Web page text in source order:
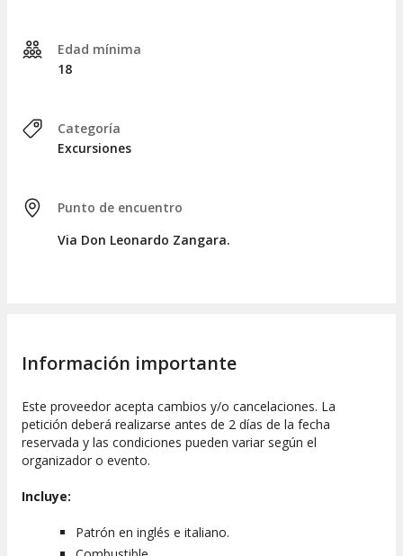
Edad mínima
18
Categoría
Excursiones
Punto de encuentro
Via Don Leonardo Zangara.
Información importante
Este proveedor acepta cambios y/o cancelaciones. La
petición deberá realizarse antes de 2 días de la fecha
reservada y las condiciones pueden variar según el
organizador o evento.
Incluye:
Patrón en inglés e italiano.